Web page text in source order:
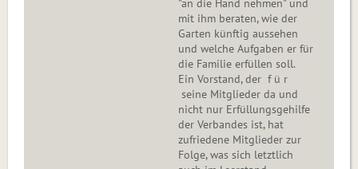
"an die Hand nehmen" und
mit ihm beraten, wie der
Garten künftig aussehen
und welche Aufgaben er für
die Familie erfüllen soll.
Ein Vorstand, der f ü r
seine Mitglieder da und
nicht nur Erfüllungsgehilfe
der Verbandes ist, hat
zufriedene Mitglieder zur
Folge, was sich letztlich